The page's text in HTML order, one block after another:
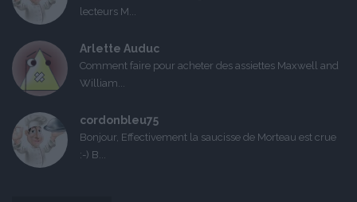
lecteurs M...
Arlette Auduc
Comment faire pour acheter des assiettes Maxwell and
William...
cordonbleu75
Bonjour, Effectivement la saucisse de Morteau est crue
:-) B...